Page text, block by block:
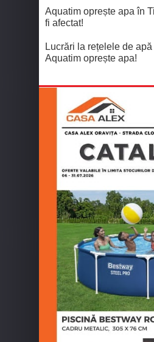
Aquatim oprește apa în
fi afectat!
Lucrări la rețelele de
Aquatim oprește apa!